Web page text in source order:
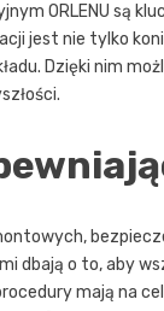
ORLENU są
jest nie tylko
Dzięki nim
dbają o to, aby
mają na